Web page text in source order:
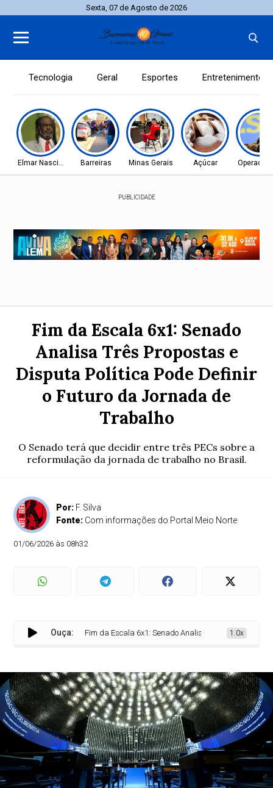
Sexta, 07 de Agosto de 2026
Tecnologia Geral Esportes Entretenimento
Elmar Nascimento Barreiras Minas Gerais Açúcar Operação
PUBLICIDADE
Fim da Escala 6x1: Senado
Analisa Três Propostas e
Disputa Política Pode Definir
o Futuro da Jornada de
Trabalho
O Senado terá que decidir entre três PECs sobre a
reformulação da jornada de trabalho no Brasil.
Por: F. Silva
Fonte: Com informações do Portal Meio Norte
01/06/2026 às 08h32
Ouça:Fim da Escala 6x1: Senado Analisa Três Propostas e
1.0x